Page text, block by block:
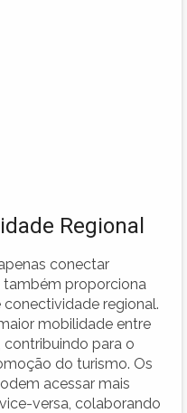
Regional
conectar
também proporciona
regional.
mobilidade entre
contribuindo para o
do turismo. Os
acessar mais
versa, colaborando